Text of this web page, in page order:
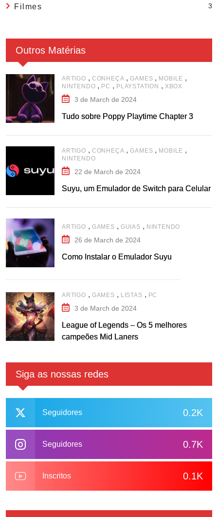
Filmes 3
Outros Matérias
ARTIGO , CONHEÇA ,GAMES , MOBILE ,
NINTENDO , PC , PLAYSTATION , XBOX
3 de March de 2024
Tudo sobre Poppy Playtime Chapter 3
ARTIGO , CONHEÇA ,GAMES , MOBILE ,
NINTENDO
22 de March de 2024
Suyu, um Emulador de Switch para Celular
ARTIGO , GAMES , GUIAS , NINTENDO
26 de March de 2024
Como Instalar o Emulador Suyu
ARTIGO , GAMES , LISTAS , PC
3 de March de 2024
League of Legends – Os 5 melhores
campeões Mid Laners
Siga as nossas redes
0.2K
Seguidores
0.7K
Seguidores
0.1K
Inscritos